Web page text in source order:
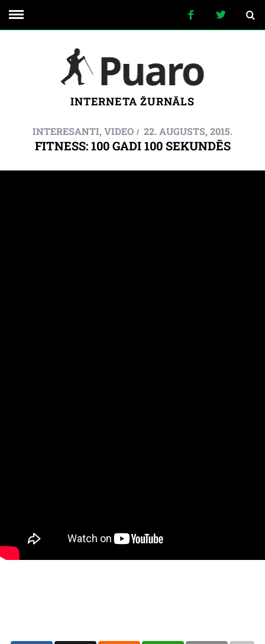
INTERNETA ŽURNĀLS
INTERESANTI, VIDEO 22. AUGUSTS, 2015.
FITNESS: 100 GADI 100 SEKUNDĒS